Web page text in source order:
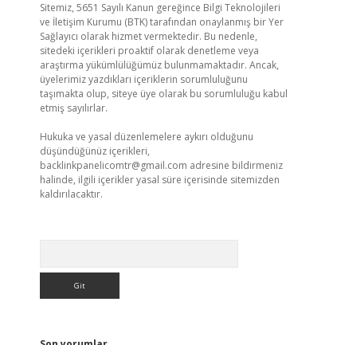
Sitemiz, 5651 Sayılı Kanun gereğince Bilgi Teknolojileri
ve İletişim Kurumu (BTK) tarafından onaylanmış bir Yer
Sağlayıcı olarak hizmet vermektedir. Bu nedenle,
sitedeki içerikleri proaktif olarak denetleme veya
araştırma yükümlülüğümüz bulunmamaktadır. Ancak,
üyelerimiz yazdıkları içeriklerin sorumluluğunu
taşımakta olup, siteye üye olarak bu sorumluluğu kabul
etmiş sayılırlar.
Hukuka ve yasal düzenlemelere aykırı olduğunu
düşündüğünüz içerikleri,
backlinkpanelicomtr@gmail.com adresine bildirmeniz
halinde, ilgili içerikler yasal süre içerisinde sitemizden
kaldırılacaktır.